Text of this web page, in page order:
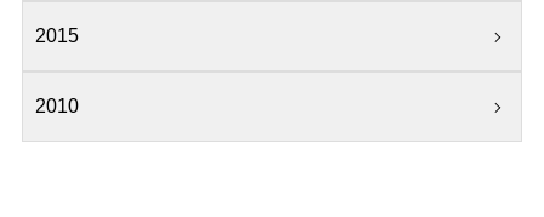
2015
2010